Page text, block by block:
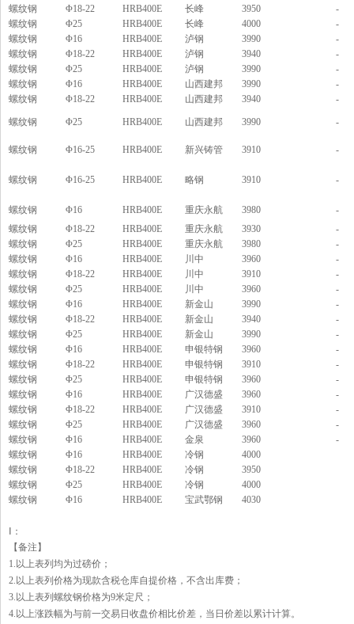
螺纹钢
Φ18-22 HRB400E 长峰 3950
-
螺纹钢
Φ25 HRB400E 长峰 4000
-
螺纹钢
Φ16 HRB400E 泸钢 3990
-
螺纹钢
Φ18-22 HRB400E 泸钢 3940
-
螺纹钢
Φ25 HRB400E 泸钢 3990
-
螺纹钢
Φ16 HRB400E 山西建邦 3990
-
螺纹钢
Φ18-22 HRB400E 山西建邦 3940 -
螺纹钢 Φ25 HRB400E 山西建邦 3990 -
螺纹钢 Φ16-25 HRB400E 新兴铸管 3910 -
螺纹钢 Φ16-25 HRB400E 略钢 3910 -
螺纹钢 Φ16 HRB400E 重庆永航 3980
-
螺纹钢
Φ18-22 HRB400E 重庆永航 3930
-
螺纹钢
Φ25 HRB400E 重庆永航 3980
-
螺纹钢
Φ16 HRB400E 川中 3960
-
螺纹钢
Φ18-22 HRB400E 川中 3910
-
螺纹钢
Φ25 HRB400E 川中 3960
-
螺纹钢
Φ16 HRB400E 新金山 3990
-
螺纹钢
Φ18-22 HRB400E 新金山 3940
-
螺纹钢
Φ25 HRB400E 新金山 3990
-
螺纹钢
Φ16 HRB400E 申银特钢 3960
-
螺纹钢
Φ18-22 HRB400E 申银特钢 3910
-
螺纹钢
Φ25 HRB400E 申银特钢 3960
-
螺纹钢
Φ16 HRB400E 广汉德盛 3960
-
螺纹钢
Φ18-22 HRB400E 广汉德盛 3910
-
螺纹钢
Φ25 HRB400E 广汉德盛 3960
-
螺纹钢
Φ16 HRB400E 金泉 3960
-
螺纹钢
Φ16 HRB400E 冷钢
4000
螺纹钢
Φ18-22 HRB400E 冷钢
3950
螺纹钢
Φ25 HRB400E 冷钢
4000
螺纹钢
Φ16 HRB400E 宝武鄂钢 4030
Ⅰ：
【备注】
1.以上表列均为过磅价；
2.以上表列价格为现款含税仓库自提价格，不含出库费；
3.以上表列螺纹钢价格为9米定尺；
4.以上涨跌幅为与前一交易日收盘价相比价差，当日价差以累计计算。